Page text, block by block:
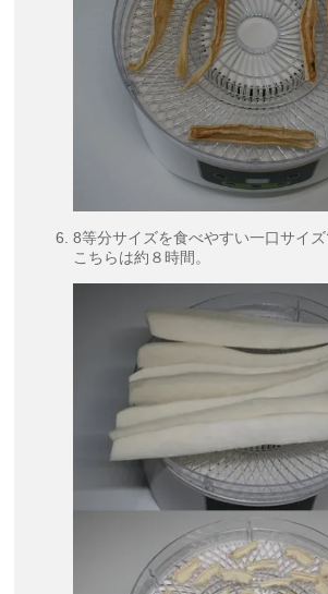
8等分サイズを食べやすい一口サイズ
こちらは約８時間。